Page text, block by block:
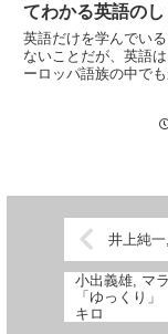
てわかる英語の
英語だけを学んでい
ないことだが、英語
ーロッパ語族の中で
り同じゲルマン語か
た兄弟語でもあるド
井上純
小出義雄, マ
「ゆっくり
キロ